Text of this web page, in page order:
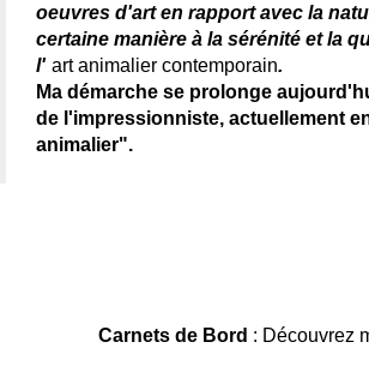
oeuvres d'art en rapport avec la
certaine manière à la sérénité et la
l' art animalier contemporain.
Ma démarche se prolonge
de l'impressionniste, actuellement
animalier".
Carnets de Bord : Découvrez